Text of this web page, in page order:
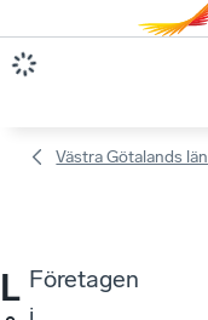
Västra Götalands län
L Företagen